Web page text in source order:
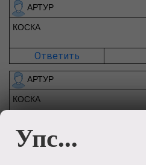
АРТУР
КОСКА
Ответить
АРТУР
КОСКА
АРТУР
Упс...